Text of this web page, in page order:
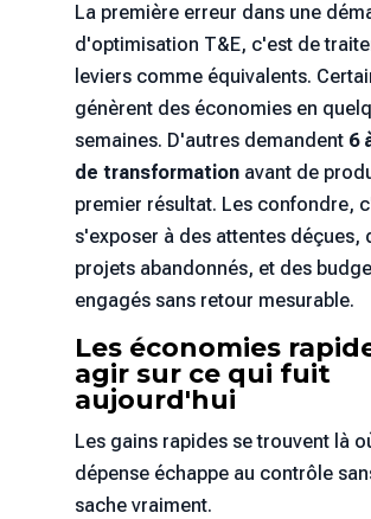
La première erreur dans une
d'optimisation T&E, c'est de
leviers comme équivalents.
génèrent des économies en
semaines. D'autres demandent 6
de transformationavant de
premier résultat. Les confondre,
s'exposer à des attentes déçues,
projets abandonnés, et des
engagés sans retour mesurable.
Les économies
agir sur ce qui fuit
aujourd'hui
Les gains rapides se trouvent là
dépense échappe au contrôle
sache vraiment.